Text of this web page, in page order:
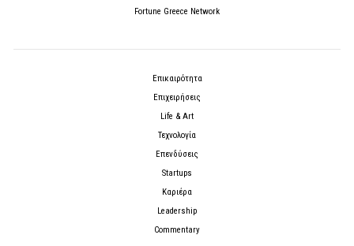
Fortune Greece Network
Επικαιρότητα
Επιχειρήσεις
Life & Art
Τεχνολογία
Επενδύσεις
Startups
Καριέρα
Leadership
Commentary